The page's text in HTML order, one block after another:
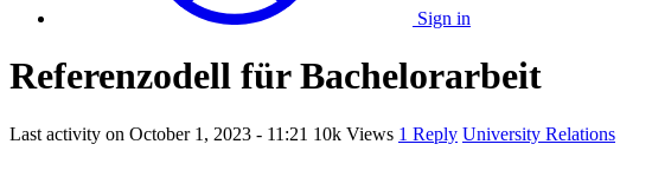
Sign in
Referenzodell für Bachelorarbeit
Last activity on October 1, 2023 - 11:21 10k Views 1 Reply University Relations